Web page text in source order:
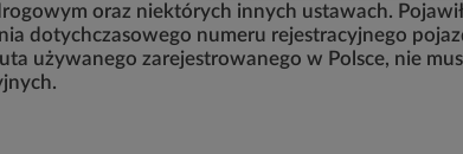
oraz niektórych innych ustawach.
dotychczasowego numeru rejestracyjnego
używanego zarejestrowanego w Polsce, nie